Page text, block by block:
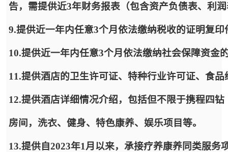
告，需提供近3年财务报表（包含资产负债表、利
9.提供近一年内任意3个月依法缴纳税收的证明复
10.提供近一年内任意3个月依法缴纳社会保障资金
11.提供酒店的卫生许可证、特种行业许可证、食
12.提供酒店详细情况介绍，包括但不限于携程四
房间，洗衣、健身、特色康养、娱乐项目等。
13.提供自2023年1月以来，承接疗养康养同类服